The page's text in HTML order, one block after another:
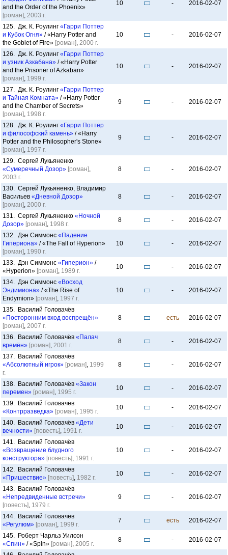
and the Order of the Phoenix»
[роман], 2003 г.
10 - 2016-02-07
125. Дж. К. Роулинг «Гарри Поттер
и Кубок Огня» / «Harry Potter and
the Goblet of Fire» [роман], 2000 г.
10 - 2016-02-07
126. Дж. К. Роулинг «Гарри Поттер
и узник Азкабана» / «Harry Potter
and the Prisoner of Azkaban»
[роман], 1999 г.
10 - 2016-02-07
127. Дж. К. Роулинг «Гарри Поттер
и Тайная Комната» / «Harry Potter
and the Chamber of Secrets»
[роман], 1998 г.
9 - 2016-02-07
128. Дж. К. Роулинг «Гарри Поттер
и философский камень» / «Harry
Potter and the Philosopher's Stone»
[роман], 1997 г.
9 - 2016-02-07
129. Сергей Лукьяненко
«Сумеречный Дозор» [роман],
2003 г.
8 - 2016-02-07
130. Сергей Лукьяненко, Владимир
Васильев «Дневной Дозор»
[роман], 2000 г.
8 - 2016-02-07
131. Сергей Лукьяненко «Ночной
Дозор» [роман], 1998 г.
8 - 2016-02-07
132. Дэн Симмонс «Падение
Гипериона» / «The Fall of Hyperion»
[роман], 1990 г.
10 - 2016-02-07
133. Дэн Симмонс «Гиперион» /
«Hyperion» [роман], 1989 г.
10 - 2016-02-07
134. Дэн Симмонс «Восход
Эндимиона» / «The Rise of
Endymion» [роман], 1997 г.
10 - 2016-02-07
135. Василий Головачёв
«Посторонним вход воспрещён»
[роман], 2007 г.
8 есть 2016-02-07
136. Василий Головачёв «Палач
времён» [роман], 2001 г.
8 - 2016-02-07
137. Василий Головачёв
«Абсолютный игрок» [роман], 1999
г.
8 - 2016-02-07
138. Василий Головачёв «Закон
перемен» [роман], 1995 г.
10 - 2016-02-07
139. Василий Головачёв
«Контрразведка» [роман], 1995 г.
10 - 2016-02-07
140. Василий Головачёв «Дети
вечности» [повесть], 1991 г.
10 - 2016-02-07
141. Василий Головачёв
«Возвращение блудного
конструктора» [повесть], 1991 г.
10 - 2016-02-07
142. Василий Головачёв
«Пришествие» [повесть], 1982 г.
10 - 2016-02-07
143. Василий Головачёв
«Непредвиденные встречи»
[повесть], 1979 г.
9 - 2016-02-07
144. Василий Головачёв
«Регулюм» [роман], 1999 г.
7 есть 2016-02-07
145. Роберт Чарльз Уилсон
«Спин» / «Spin» [роман], 2005 г.
8 - 2016-02-07